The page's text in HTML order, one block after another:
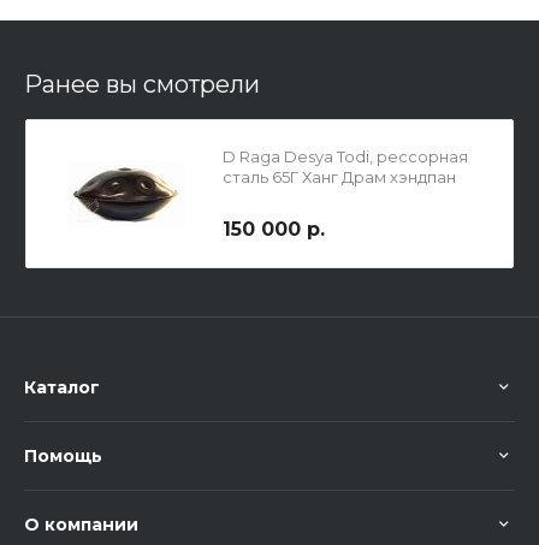
Ранее вы смотрели
D Raga Desya Todi, рессорная
сталь 65Г Ханг Драм хэндпан
150 000 р.
Каталог
Помощь
О компании